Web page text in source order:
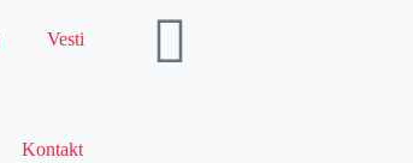
Vesti
Kontakt